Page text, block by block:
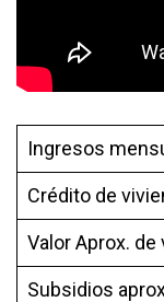
Ingresos
Crédito de
Valor Aprox. de
Subsidios